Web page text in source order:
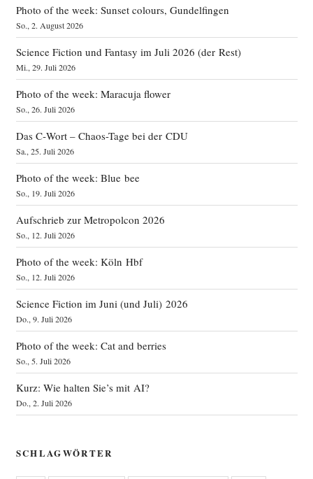
Photo of the week: Sunset colours, Gundelfingen
So., 2. August 2026
Science Fiction und Fantasy im Juli 2026 (der Rest)
Mi., 29. Juli 2026
Photo of the week: Maracuja flower
So., 26. Juli 2026
Das C‑Wort – Chaos-Tage bei der CDU
Sa., 25. Juli 2026
Photo of the week: Blue bee
So., 19. Juli 2026
Aufschrieb zur Metropolcon 2026
So., 12. Juli 2026
Photo of the week: Köln Hbf
So., 12. Juli 2026
Science Fiction im Juni (und Juli) 2026
Do., 9. Juli 2026
Photo of the week: Cat and berries
So., 5. Juli 2026
Kurz: Wie halten Sie’s mit AI?
Do., 2. Juli 2026
SCHLAGWÖRTER